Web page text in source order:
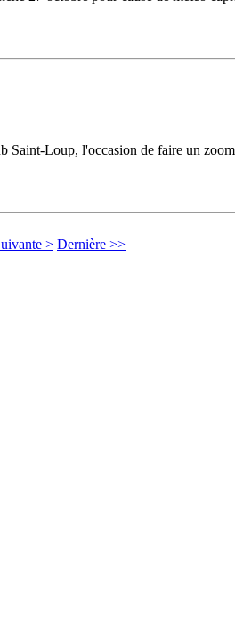
Saint-Loup, l'occasion de faire un
> Dernière >>